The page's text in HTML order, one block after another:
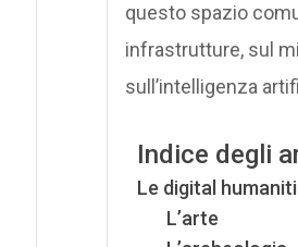
questo spazio
infrastrutture, sul
sull’intelligenza
Indice degli
Le digital
L’arte